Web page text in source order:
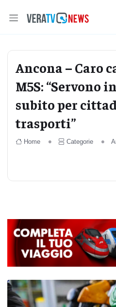
Ancona – Caro
M5S: “Servono
subito per
trasporti”
Home Categorie